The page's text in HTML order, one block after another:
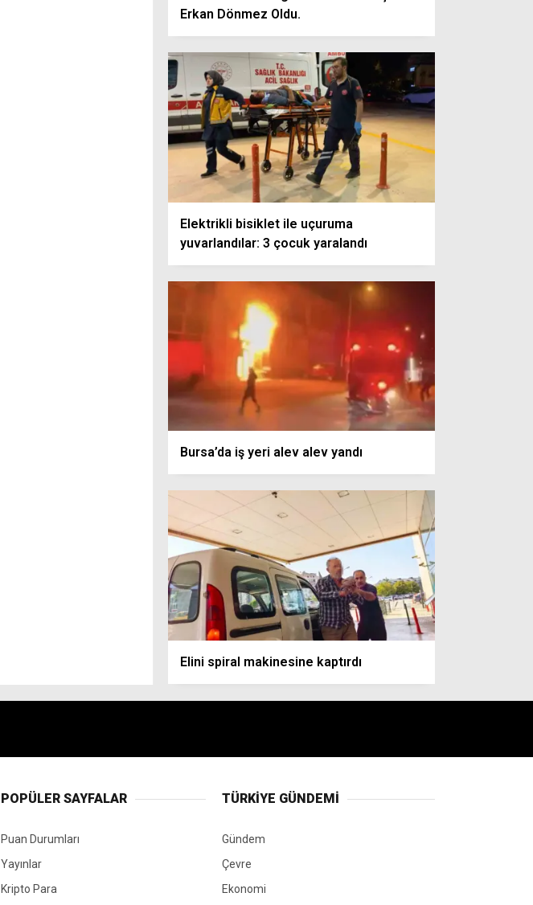
Erkan Dönmez Oldu.
Elektrikli bisiklet ile uçuruma
yuvarlandılar: 3 çocuk yaralandı
Bursa’da iş yeri alev alev yandı
Elini spiral makinesine kaptırdı
POPÜLER SAYFALAR
Puan Durumları
Yayınlar
Kripto Para
TÜRKIYE GÜNDEMI
Gündem
Çevre
Ekonomi